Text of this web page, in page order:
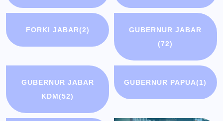
FORKI JABAR(2)
GUBERNUR JABAR
(72)
GUBERNUR JABAR
KDM(52)
GUBERNUR PAPUA(1)